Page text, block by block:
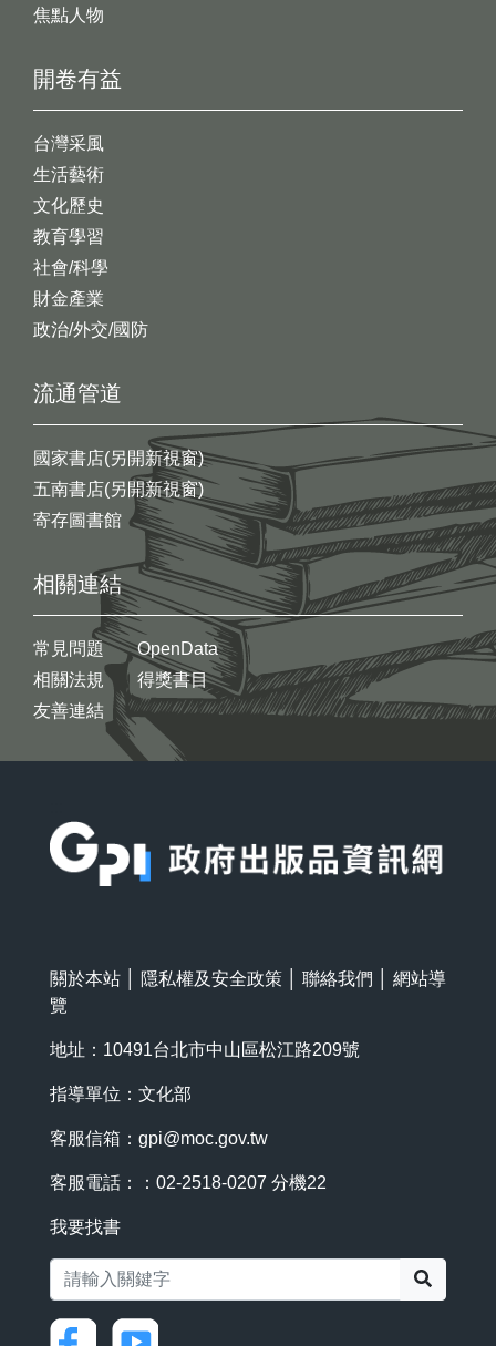
開卷有益
台灣采風
生活藝術
文化歷史
教育學習
社會/科學
財金產業
政治/外交/國防
焦點人物
流通管道
國家書店(另開新視窗)
五南書店(另開新視窗)
寄存圖書館
相關連結
常見問題
相關法規
友善連結
OpenData
得獎書目
關於本站 隱私權及安全政策 聯絡我們
網站導
覽
地址：10491台北市中山區松江路209號
指導單位：文化部
客服信箱： gpi@moc.gov.tw
客服電話：：02-2518-0207 分機22
我要找書